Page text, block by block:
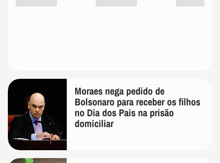
Moraes nega pedido de
Bolsonaro para receber os filhos
no Dia dos Pais na prisão
domiciliar